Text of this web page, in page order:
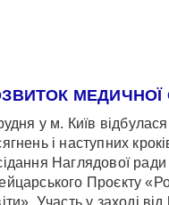
МЕДИЧНОЇ
у м. Київ
і наступних
Наглядової ради
Проєкту
Участь у заході